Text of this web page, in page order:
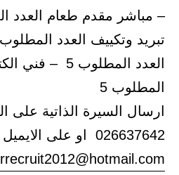
العدد المطلوب 5
المطلوب 5
ارسال السيرة الذاتية على
026637642 او على